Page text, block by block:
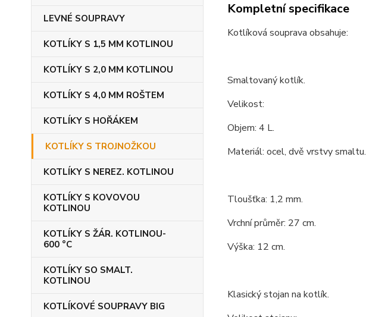
LEVNÉ SOUPRAVY
KOTLÍKY S 1,5 MM KOTLINOU
KOTLÍKY S 2,0 MM KOTLINOU
KOTLÍKY S 4,0 MM ROŠTEM
KOTLÍKY S HOŘÁKEM
KOTLÍKY S TROJNOŽKOU
KOTLÍKY S NEREZ. KOTLINOU
KOTLÍKY S KOVOVOU
KOTLINOU
KOTLÍKY S ŽÁR. KOTLINOU-
600 °C
KOTLÍKY SO SMALT.
KOTLINOU
KOTLÍKOVÉ SOUPRAVY BIG
Kompletní specifikace
Kotlíková souprava obsahuje:
Smaltovaný kotlík.
Velikost:
Objem: 4 L.
Materiál: ocel, dvě vrstvy smaltu.
Tloušťka: 1,2 mm.
Vrchní průměr: 27 cm.
Výška: 12 cm.
Klasický stojan na kotlík.